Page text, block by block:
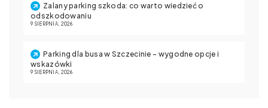
Zalany parking szkoda: co warto wiedzieć o
odszkodowaniu
9 SIERPNIA, 2026
Parking dla busa w Szczecinie – wygodne opcje i
wskazówki
9 SIERPNIA, 2026